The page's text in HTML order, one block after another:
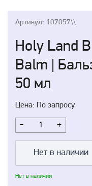
Артикул: 107057\\
Holy Land
Balm |
50 мл
Цена: По запросу
- +
Нет в наличии
Нет в наличии